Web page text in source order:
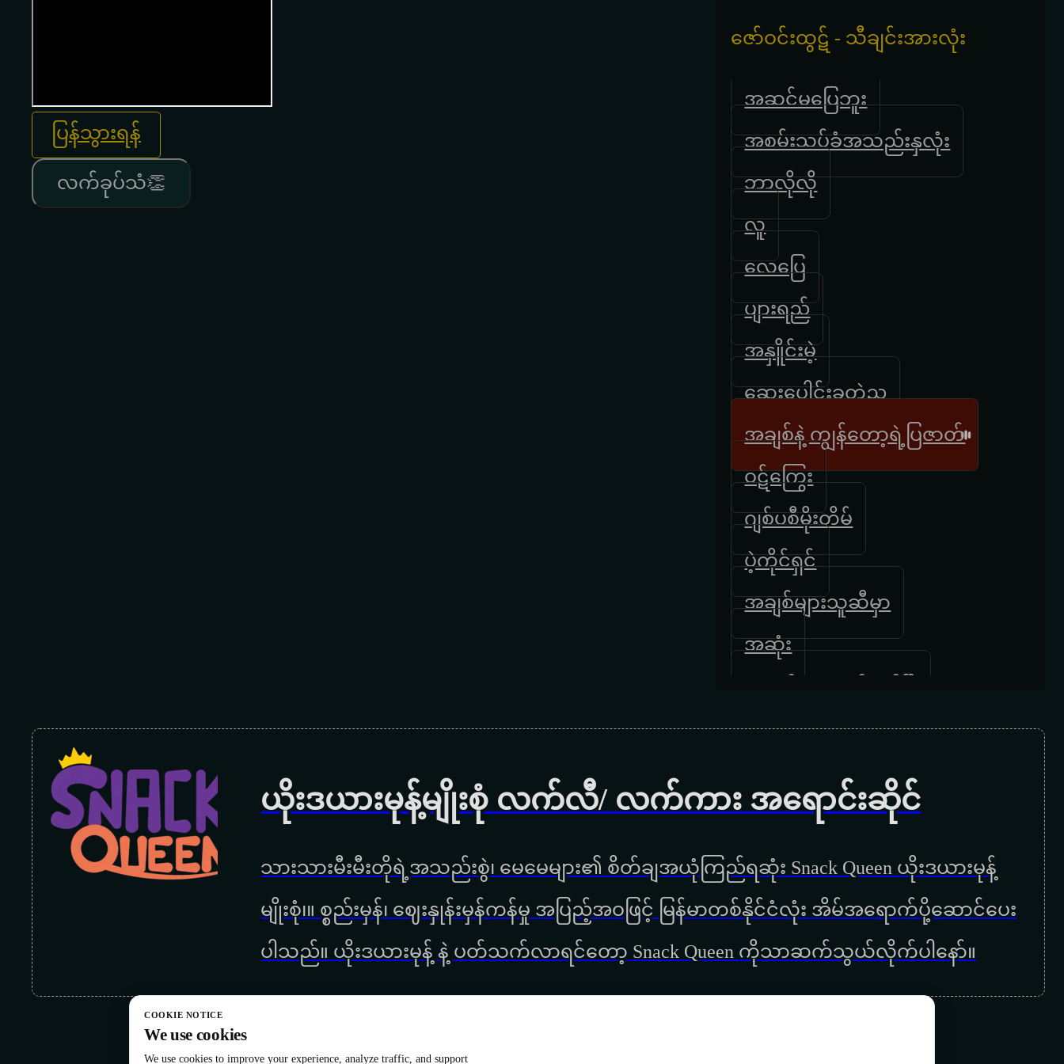
ပြန်သွားရန်
လက်ခုပ်သံ👏
‌ဇော်ဝင်းထွဋ် - သီချင်းအားလုံး
အဆင်မပြေဘူး
အစမ်းသပ်ခံအသည်းနှလုံး
ဘာလိုလို
လူ
လေပြေ
ပျားရည်
အနှိူင်းမဲ့
ဆေးပေါင်းခတဲည
အချစ်နဲ့ ကျွန်တော့ရဲ့ပြဇာတ်
ဝဋ်ကြွေး
ဂျစ်ပစီမိုးတိမ်
ပဲ့ကိုင်ရှင်
အချစ်များသူဆီမှာ
အဆုံး
အက်ဆစ်လိုအမုန်းများ
ဇာတ်လမ်း
တစ်ခါကလို
ဒဏ်ရာရထား
အသည်းကွဲ ရေဒီယို
ယိုးဒယားမုန့်မျိုးစုံ လက်လီ/ လက်ကား အရောင်းဆိုင်
သားသားမီးမီးတိုရဲ့အသည်းစွဲ၊ မေမေများ၏ စိတ်ချအယုံကြည်ရဆုံး Snack Queen ယိုးဒယားမုန့်
မျိုးစုံ၊။ စ္စည်းမှန်၊ ‌ဈေးနှုန်းမှန်ကန်မှု အပြည့်အဝဖြင့် မြန်မာတစ်နိုင်ငံလုံး အိမ်အရောက်ပို့ဆောင်ပေး
ပါသည်။ ယိုးဒယားမုန့် နဲ့ ပတ်သက်လာရင်တော့ Snack Queen ကိုသာဆက်သွယ်လိုက်ပါနော်။
COOKIE NOTICE
We use cookies
We use cookies to improve your experience, analyze traffic, and support